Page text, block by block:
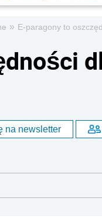
» E-paragony to
na newsletter